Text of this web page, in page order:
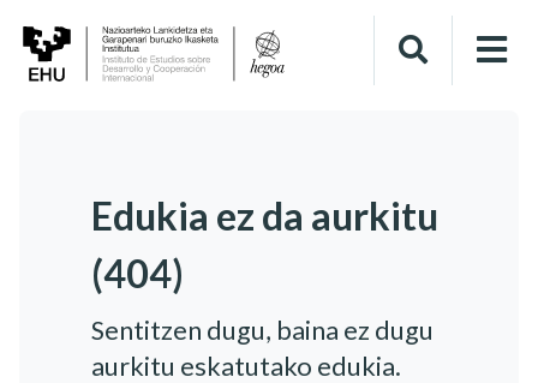
Edukia ez da aurkitu
(404)
Sentitzen dugu, baina ez dugu
aurkitu eskatutako edukia.